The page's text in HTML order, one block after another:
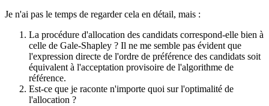
Je n'ai pas le temps de regarder cela en détail, mais :
La procédure d'allocation des candidats correspond-elle bien à
celle de Gale-Shapley ? Il ne me semble pas évident que
l'expression directe de l'ordre de préférence des candidats soit
équivalent à l'acceptation provisoire de l'algorithme de
référence.
Est-ce que je raconte n'importe quoi sur l'optimalité de
l'allocation ?